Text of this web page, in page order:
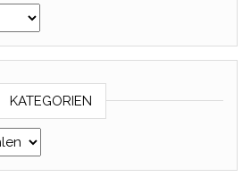
KATEGORIEN